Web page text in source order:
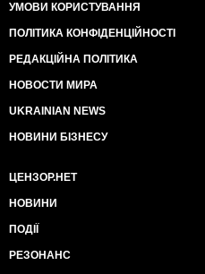
УМОВИ КОРИСТУВАННЯ
ПОЛІТИКА КОНФІДЕНЦІЙНОСТІ
РЕДАКЦІЙНА ПОЛІТИКА
НОВОСТИ МИРА
UKRAINIAN NEWS
НОВИНИ БІЗНЕСУ
ЦЕНЗОР.НЕТ
НОВИНИ
ПОДІЇ
РЕЗОНАНС